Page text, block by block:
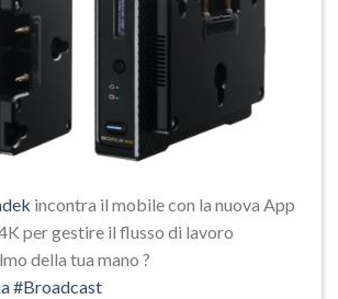
incontra il mobile con la nuova App
per gestire il flusso di lavoro
della tua mano ?
#Broadcast